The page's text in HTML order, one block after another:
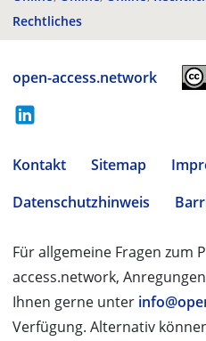
Rechtliches
open-access.network
Kontakt Sitemap
Datenschutzhinweis
Für allgemeine Fragen zum
access.network,
Ihnen gerne unter
Verfügung. Alternativ